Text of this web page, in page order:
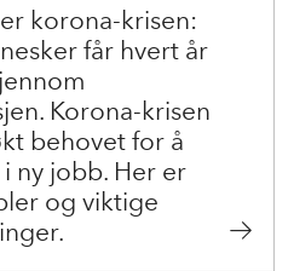
korona-krisen:
får hvert år
Korona-krisen
behovet for å
ny jobb. Her er
og viktige